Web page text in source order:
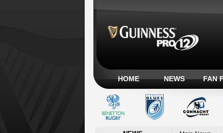
HOME NEWS FAN